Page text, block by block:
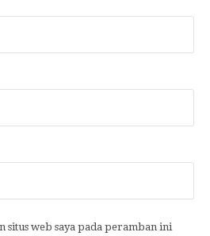
situs web saya pada peramban ini